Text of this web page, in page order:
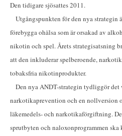
Den tidigare sjösattes 2011.
Utgångspunkten för den nya strategin
förebygga ohälsa som är orsakad av
nikotin och spel. Årets strategisatsning
att den inkluderar spelberoende,
tobaksfria nikotinprodukter.
Den nya ANDT-strategin tydliggör det
narkotikaprevention och en nollversion
läkemedels- och narkotikaförgiftning.
sprutbyten och naloxonprogrammen